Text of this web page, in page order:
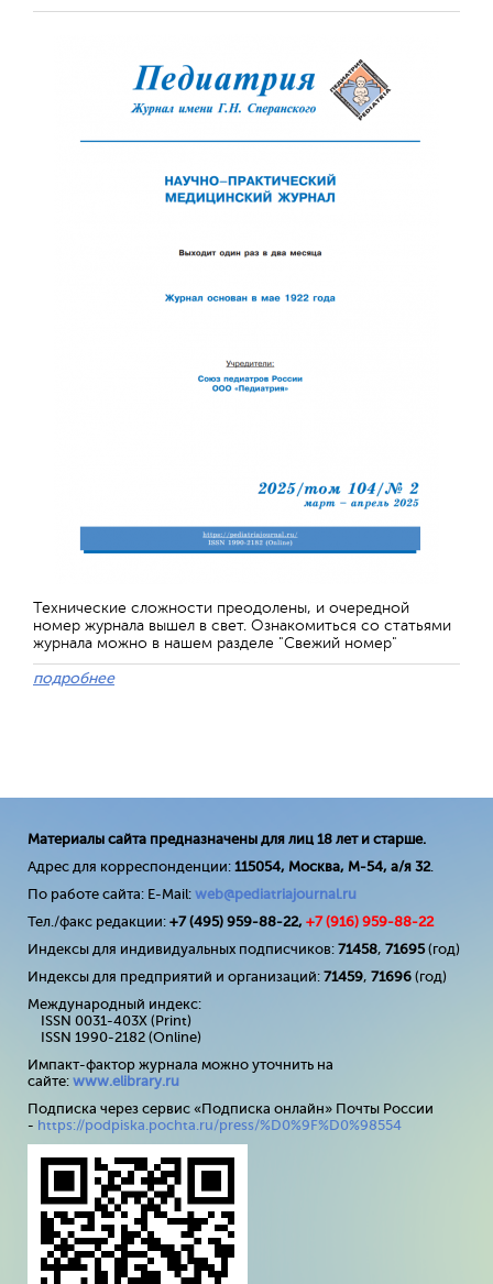
Технические сложности преодолены, и очередной
номер журнала вышел в свет. Ознакомиться со статьями
журнала можно в нашем разделе "Свежий номер"
подробнее
Материалы сайта предназначены для лиц 18 лет и старше.
Адрес для корреспонденции: 115054, Москва, М-54, а/я 32.
По работе сайта: E-Mail: web@pediatriajournal.ru
Тел./факс редакции: +7 (495) 959-88-22, +7 (916) 959-88-22
Индексы для индивидуальных подписчиков: 71458, 71695(год)
Индексы для предприятий и организаций: 71459, 71696 (год)
Международный индекс:
ISSN 0031-403X (Print)
ISSN 1990-2182 (Online)
Импакт-фактор журнала можно уточнить на
сайте: www.elibrary.ru
Подписка через сервис «Подписка онлайн» Почты России
- https://podpiska.pochta.ru/press/%D0%9F%D0%98554